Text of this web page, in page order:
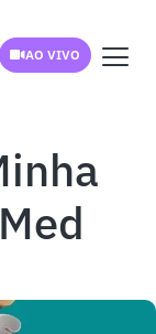
AO VIVO